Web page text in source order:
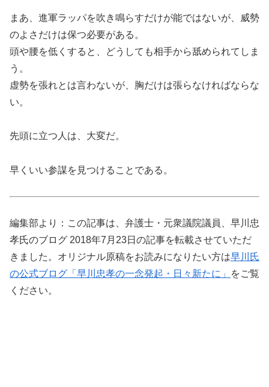
まあ、進軍ラッパを吹き鳴らすだけが能ではないが、威勢
のよさだけは保つ必要がある。
頭や腰を低くすると、どうしても相手から舐められてしま
う。
虚勢を張れとは言わないが、胸だけは張らなければならな
い。
先頭に立つ人は、大変だ。
早くいい参謀を見つけることである。
編集部より：この記事は、弁護士・元衆議院議員、早川忠
孝氏のブログ 2018年7月23日の記事を転載させていただ
きました。オリジナル原稿をお読みになりたい方は早川氏
の公式ブログ「早川忠孝の一念発起・日々新たに」
をご覧
ください。